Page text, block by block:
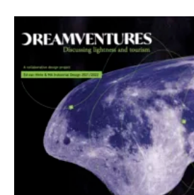
initiatieven tegen